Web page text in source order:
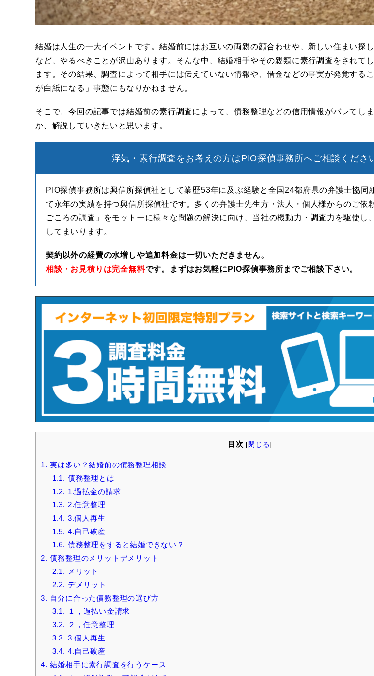
結婚は人生の一大イベントです。結婚前にはお互いの両親の顔合わせや、新しい住まい探
など、やるべきことが沢山あります。そんな中、結婚相手やその親類に素行調査をされて
ます。その結果、調査によって相手には伝えていない情報や、借金などの事実が発覚する
が白紙になる」事態にもなりかねません。
そこで、今回の記事では結婚前の素行調査によって、債務整理などの信用情報がバレてし
か、解説していきたいと思います。
浮気・素行調査をお考えの方はPIO探偵事務所へご相談くださ
PIO探偵事務所は興信所探偵社として業歴53年に及ぶ経験と全国24都府県の弁護士協同
て永年の実績を持つ興信所探偵社です。多くの弁護士先生方・法人・個人様からのご依
ごころの調査」をモットーに様々な問題の解決に向け、当社の機動力・調査力を駆使し
してまいります。
契約以外の経費の水増しや追加料金は一切いただきません。
相談・お見積りは完全無料です。まずはお気軽にPIO探偵事務所までご相談下さい。
目次 [閉じる]
1. 実は多い？結婚前の債務整理相談
1.1. 債務整理とは
1.2. 1.過払金の請求
1.3. 2.任意整理
1.4. 3.個人再生
1.5. 4.自己破産
1.6. 債務整理をすると結婚できない？
2. 債務整理のメリットデメリット
2.1.
メリット
2.2. デメリット
3. 自分に合った債務整理の選び方
3.1.
１，過払い金請求
3.2.
２，任意整理
3.3. 3.個人再生
3.4. 4.自己破産
4. 結婚相手に素行調査を行うケース